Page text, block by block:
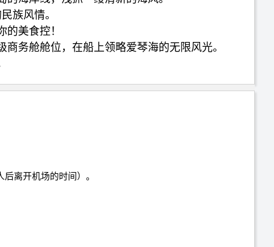
族风情。
美食控！
务舱舱位，在船上领略爱琴海的无限风光。
离开机场的时间）。